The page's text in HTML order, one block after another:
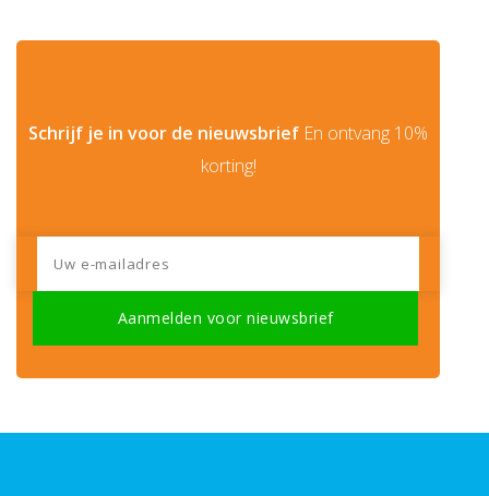
Schrijf je in voor de nieuwsbrief En ontvang 10%
korting!